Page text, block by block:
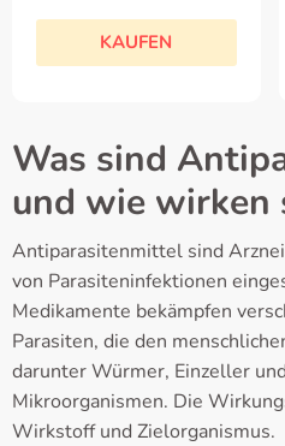
KAUFEN
Was sind
und wie wirken
Antiparasitenmittel sind
von Parasiteninfektionen
Medikamente bekämpfen
Parasiten, die den
darunter Würmer, Einzeller
Mikroorganismen. Die
Wirkstoff und Zielorganismus.